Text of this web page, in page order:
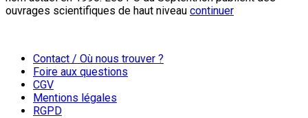
ouvrages scientifiques de haut niveau continuer
Contact / Où nous trouver ?
Foire aux questions
CGV
Mentions légales
RGPD